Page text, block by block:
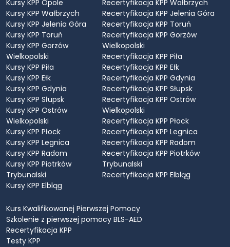
Kursy KPP Opole
Kursy KPP Wałbrzych
Kursy KPP Jelenia Góra
Kursy KPP Toruń
Kursy KPP Gorzów
Wielkopolski
Kursy KPP Piła
Kursy KPP Ełk
Kursy KPP Gdynia
Kursy KPP Słupsk
Kursy KPP Ostrów
Wielkopolski
Kursy KPP Płock
Kursy KPP Legnica
Kursy KPP Radom
Kursy KPP Piotrków
Trybunalski
Kursy KPP Elbląg
Recertyfikacja KPP Wałbrzych
Recertyfikacja KPP Jelenia Góra
Recertyfikacja KPP Toruń
Recertyfikacja KPP Gorzów
Wielkopolski
Recertyfikacja KPP Piła
Recertyfikacja KPP Ełk
Recertyfikacja KPP Gdynia
Recertyfikacja KPP Słupsk
Recertyfikacja KPP Ostrów
Wielkopolski
Recertyfikacja KPP Płock
Recertyfikacja KPP Legnica
Recertyfikacja KPP Radom
Recertyfikacja KPP Piotrków
Trybunalski
Recertyfikacja KPP Elbląg
Kurs Kwalifikowanej Pierwszej Pomocy
Szkolenie z pierwszej pomocy BLS-AED
Recertyfikacja KPP
Testy KPP